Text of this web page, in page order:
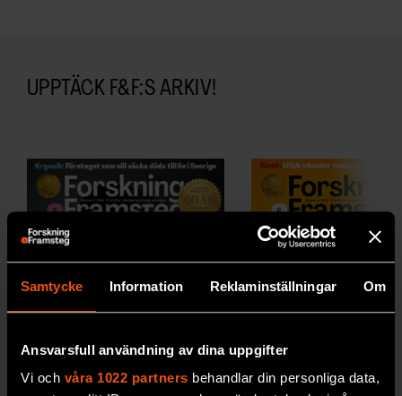
Samtycke Information Reklaminställningar Om
Ansvarsfull användning av dina uppgifter
Vi och våra 1022 partners behandlar din personliga data,
UPPTÄCK F&F:S ARKIV!